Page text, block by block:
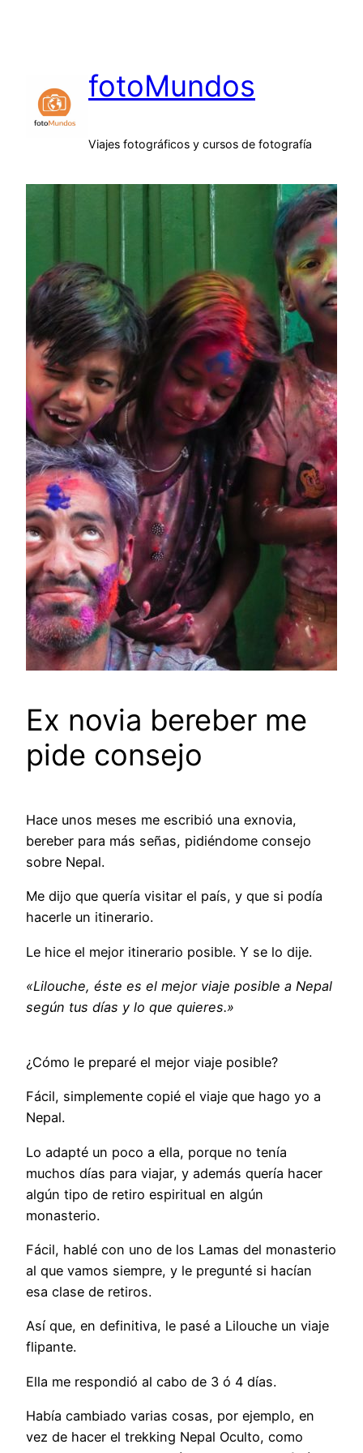
fotoMundos
Viajes fotográficos y cursos de fotografía
Ex novia bereber me
pide consejo
Hace unos meses me escribió una exnovia,
bereber para más señas, pidiéndome consejo
sobre Nepal.
Me dijo que quería visitar el país, y que si podía
hacerle un itinerario.
Le hice el mejor itinerario posible. Y se lo dije.
«Lilouche, éste es el mejor viaje posible a Nepal
según tus días y lo que quieres.»
¿Cómo le preparé el mejor viaje posible?
Fácil, simplemente copié el viaje que hago yo a
Nepal.
Lo adapté un poco a ella, porque no tenía
muchos días para viajar, y además quería hacer
algún tipo de retiro espiritual en algún
monasterio.
Fácil, hablé con uno de los Lamas del monasterio
al que vamos siempre, y le pregunté si hacían
esa clase de retiros.
Así que, en definitiva, le pasé a Lilouche un viaje
flipante.
Ella me respondió al cabo de 3 ó 4 días.
Había cambiado varias cosas, por ejemplo, en
vez de hacer el trekking Nepal Oculto, como